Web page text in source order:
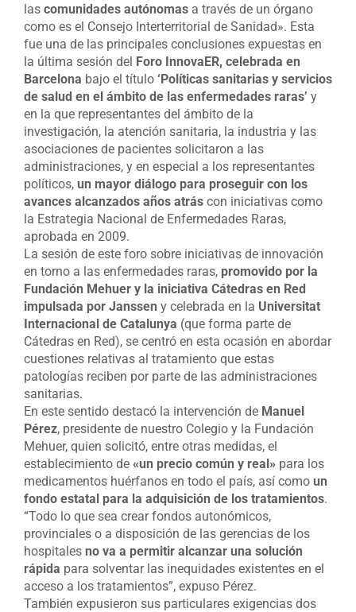
las comunidades autónomas a través de un órgano
como es el Consejo Interterritorial de Sanidad». Esta
fue una de las principales conclusiones expuestas en
la última sesión del Foro InnovaER, celebrada en
Barcelona bajo el título ‘Políticas sanitarias y servicios
de salud en el ámbito de las enfermedades raras’ y
en la que representantes del ámbito de la
investigación, la atención sanitaria, la industria y las
asociaciones de pacientes solicitaron a las
administraciones, y en especial a los representantes
políticos, un mayor diálogo para proseguir con los
avances alcanzados años atrás con iniciativas como
la Estrategia Nacional de Enfermedades Raras,
aprobada en 2009.
La sesión de este foro sobre iniciativas de innovación
en torno a las enfermedades raras, promovido por la
Fundación Mehuer y la iniciativa Cátedras en Red
impulsada por Janssen y celebrada en la Universitat
Internacional de Catalunya (que forma parte de
Cátedras en Red), se centró en esta ocasión en abordar
cuestiones relativas al tratamiento que estas
patologías reciben por parte de las administraciones
sanitarias.
En este sentido destacó la intervención de Manuel
Pérez, presidente de nuestro Colegio y la Fundación
Mehuer, quien solicitó, entre otras medidas, el
establecimiento de «un precio común y real» para los
medicamentos huérfanos en todo el país, así como un
fondo estatal para la adquisición de los tratamientos.
“Todo lo que sea crear fondos autonómicos,
provinciales o a disposición de las gerencias de los
hospitales no va a permitir alcanzar una solución
rápida para solventar las inequidades existentes en el
acceso a los tratamientos”, expuso Pérez.
También expusieron sus particulares exigencias dos